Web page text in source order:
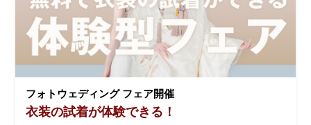
フォトウェディング フェア開催
衣装の試着が体験できる！